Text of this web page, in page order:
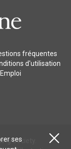
fréquentes
d'utilisation
Emploi
Society.
ses